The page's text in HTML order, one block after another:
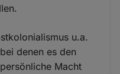
u.a.
denen es den
Macht